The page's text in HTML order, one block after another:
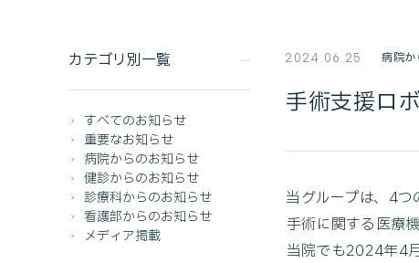
カテゴリ別一覧
すべてのお知らせ
重要なお知らせ
病院からのお知らせ
健診からのお知らせ
診療科からのお知らせ
看護部からのお知らせ
メディア掲載
2024.06.25 病院
手術支援ロ
当グループは、4
手術に関する医療
当院でも2024年4